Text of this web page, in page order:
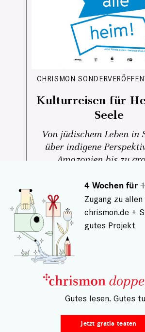
CHRISMON
Kulturreisen für
Seele
Von jüdischem Leben in
über indigene
Amazonien bis zu
Kulturreisen: Diese Tipps
ein, Kultur bewusst zu
und fern, neugierig und
4 Wochen für
Zugang zu
chrismon.de +
gutes Projekt
– Gutes lesen. Gutes
Jetzt gratis testen